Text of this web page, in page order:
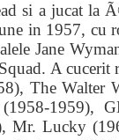
si a jucat la
in 1957, cu
Jane
A cucerit
The Walter
1959),
Mr. Lucky